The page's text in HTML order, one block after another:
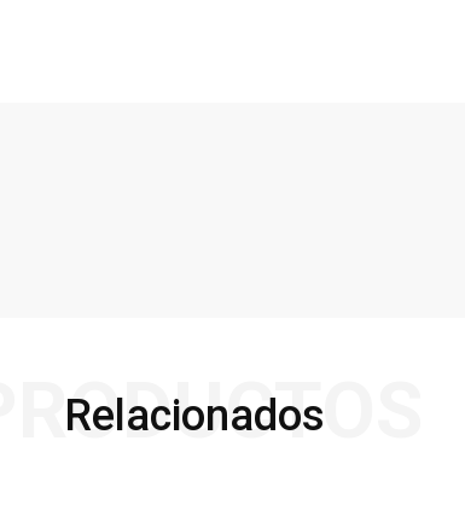
Relacionados
PRODUCTOS